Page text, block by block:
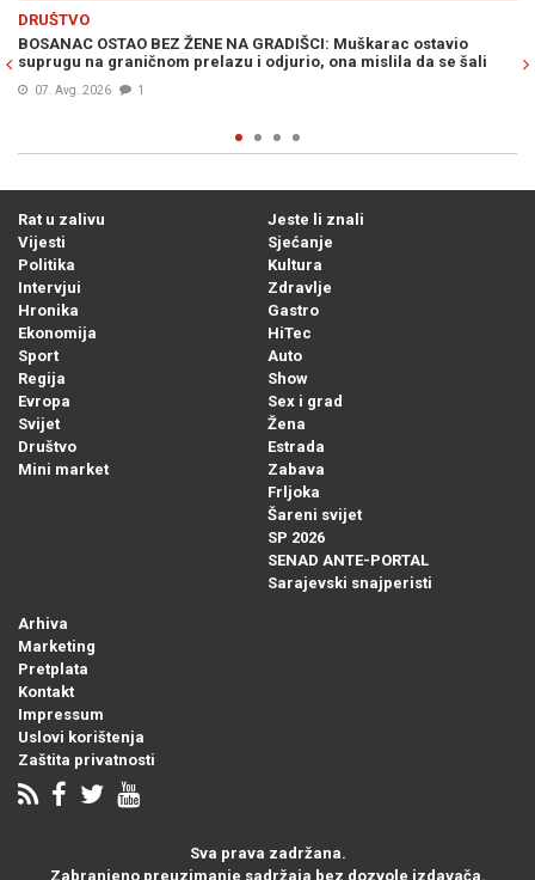
se šali
NAGLI PREOKRET: AccuWeather objavio vremensku
Bosnu i Hercegovinu...
07. Avg. 2026
Previous
Rat u zalivu
Vijesti
Politika
Intervjui
Hronika
Ekonomija
Sport
Regija
Evropa
Svijet
Društvo
Mini market
Jeste li znali
Sjećanje
Kultura
Zdravlje
Gastro
HiTec
Auto
Show
Sex i grad
Žena
Estrada
Zabava
Frljoka
Šareni svijet
SP 2026
SENAD ANTE-PORTAL
Sarajevski snajperisti
Arhiva
Marketing
Pretplata
Kontakt
Impressum
Uslovi korištenja
Zaštita privatnosti
Sva prava zadržana.
Zabranjeno preuzimanje sadržaja bez dozvole izdavača.